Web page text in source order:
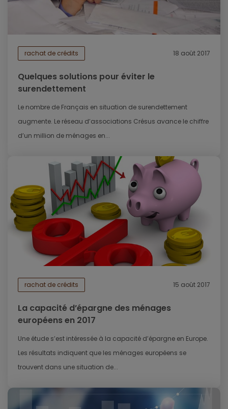
rachat de crédits 18 août 2017
Quelques solutions pour éviter le
surendettement
Le nombre de Français en situation de surendettement
augmente. Le réseau d’associations Crésus avance le chiffre
d’un million de ménages en...
rachat de crédits 15 août 2017
La capacité d’épargne des ménages
européens en 2017
Une étude s’est intéressée à la capacité d’épargne en Europe.
Les résultats indiquent que les ménages européens se
trouvent dans une situation de...